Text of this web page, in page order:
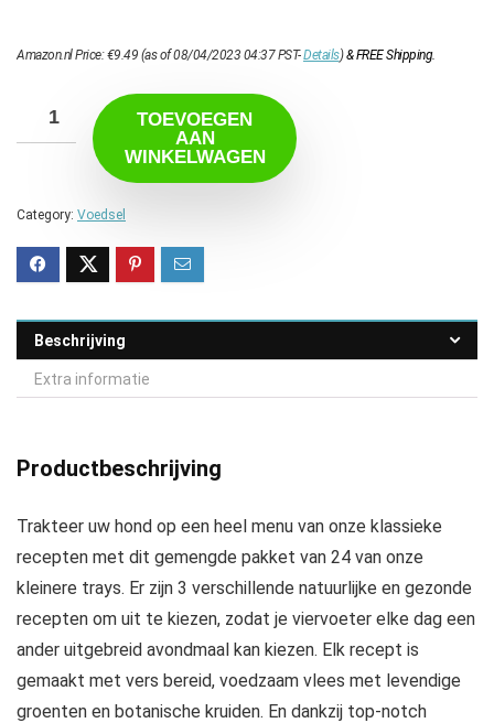
Amazon.nl Price:€9.49 (as of 08/04/2023 04:37 PST-Details)&FREE Shipping.
TOEVOEGEN
AAN
WINKELWAGEN
Category: Voedsel
Beschrijving
Extra informatie
Productbeschrijving
Trakteer uw hond op een heel menu van onze klassieke
recepten met dit gemengde pakket van 24 van onze
kleinere trays. Er zijn 3 verschillende natuurlijke en gezonde
recepten om uit te kiezen, zodat je viervoeter elke dag een
ander uitgebreid avondmaal kan kiezen. Elk recept is
gemaakt met vers bereid, voedzaam vlees met levendige
groenten en botanische kruiden. En dankzij top-notch